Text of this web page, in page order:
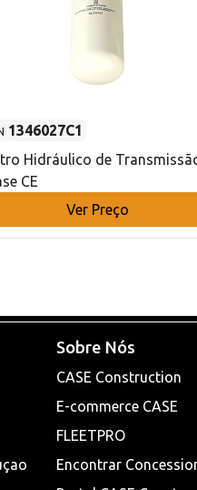
1346027C1
Hidráulico de
CE
Ver Preço
Sobre Nós
CASE Construction
E-commerce CASE
FLEETPRO
Encontrar